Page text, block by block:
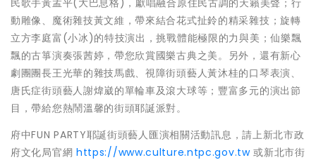
動雕像、魔術雜技黃文維，帶來結合花式扯鈴的精采雜技；旋轉
立方李庭富(小冰)的特技演出，挑戰體能極限的力與美；仙樂飄
飄的古箏演奏張茜婷，帶您欣賞國樂古典之美。另外，還有新心
劇團團長王光華的雜技馬戲、視障街頭藝人黃沐桂的口琴表演、
唐氏症街頭藝人謝煒崴的單輪車及滾大球等；豐富多元的演出節
目，帶給您熱鬧溫馨的街頭耶誕派對。
府中FUN PARTY耶誕街頭藝人匯演相關活動訊息，請上新北市政
府文化局官網 https://www.culture.ntpc.gov.tw或新北市街